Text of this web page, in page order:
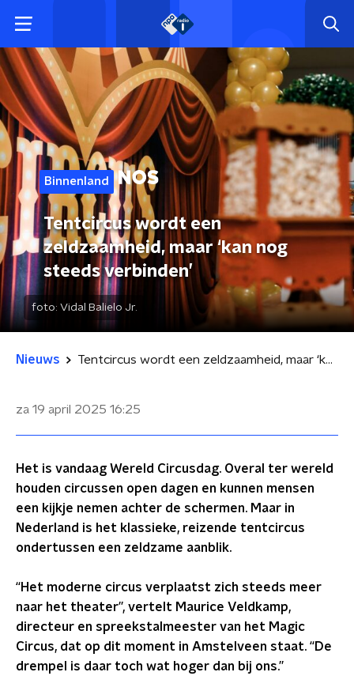
Binnenland
Tentcircus wordt een
zeldzaamheid, maar ‘kan nog
steeds verbinden’
foto: Vidal Balielo Jr.
Nieuws Tentcircus wordt een zeldzaamheid, maar ‘kan nog steeds verbinden’
za 19 april 2025 16:25
Het is vandaag Wereld Circusdag. Overal ter wereld
houden circussen open dagen en kunnen mensen
een kijkje nemen achter de schermen. Maar in
Nederland is het klassieke, reizende tentcircus
ondertussen een zeldzame aanblik.
“Het moderne circus verplaatst zich steeds meer
naar het theater”, vertelt Maurice Veldkamp,
directeur en spreekstalmeester van het Magic
Circus, dat op dit moment in Amstelveen staat. “De
drempel is daar toch wat hoger dan bij ons.”